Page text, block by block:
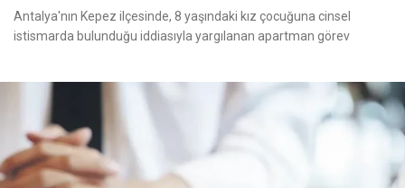
Antalya'nın Kepez ilçesinde, 8 yaşındaki kız çocuğuna cinsel
istismarda bulunduğu iddiasıyla yargılanan apartman görev